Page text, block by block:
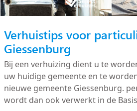
Verhuistips voor
Giessenburg
Bij een verhuizing dient u te
uw huidige gemeente en te
nieuwe gemeente Giessenburg.
wordt dan ook verwerkt in de